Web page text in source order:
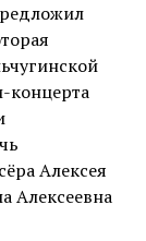
концерта
Алексея
Алексеевна